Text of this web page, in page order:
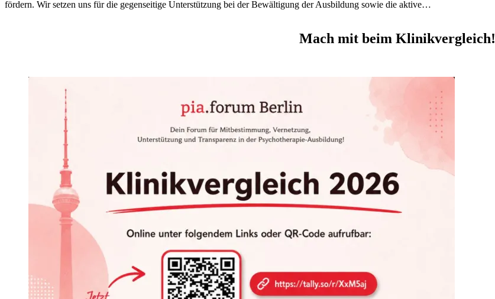
fördern. Wir setzen uns für die gegenseitige Unterstützung bei der Bewältigung der Ausbildung sowie die aktive…
Mach mit beim Klinikvergleich!